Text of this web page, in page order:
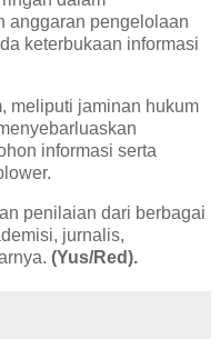
anggaran pengelolaan
keterbukaan informasi
meliputi jaminan hukum
informasi serta
penilaian dari berbagai
jurnalis,
(Yus/Red).